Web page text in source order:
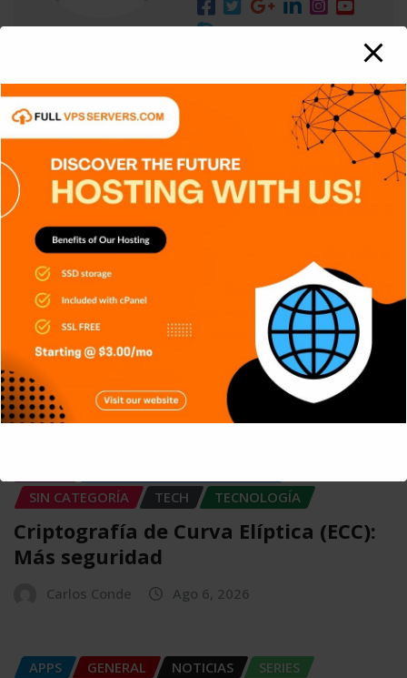
RELATED STORY
APPS DISPOSITIVOS
RETRO
SERIES
SIN CATEGORÍA
SISTEMA OPERATIVO
TECNOLOGÍA
Edge AI: Inteligencia Artificial toma
decisiones sin depender
Ago 6, 2026
SIN CATEGORÍA
TECH TECNOLOGÍA
Criptografía de Curva Elíptica (ECC):
Más seguridad
Carlos Conde Ago 6, 2026
APPS GENERAL NOTICIAS
SERIES